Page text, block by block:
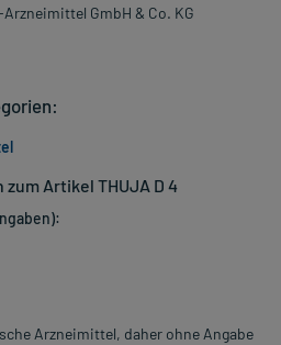
Arzneimittel GmbH & Co. KG
Artikel THUJA D 4
Arzneimittel, daher ohne Angabe